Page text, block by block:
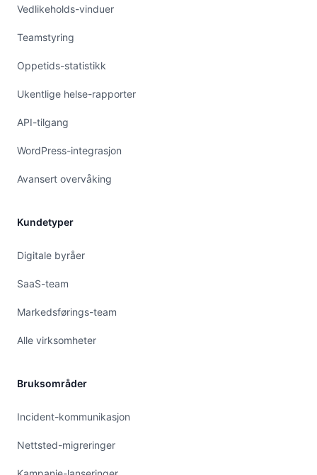
Vedlikeholds-vinduer
Teamstyring
Oppetids-statistikk
Ukentlige helse-rapporter
API-tilgang
WordPress-integrasjon
Avansert overvåking
Kundetyper
Digitale byråer
SaaS-team
Markedsførings-team
Alle virksomheter
Bruksområder
Incident-kommunikasjon
Nettsted-migreringer